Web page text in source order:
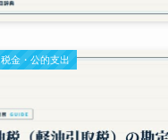
税金・公的支出